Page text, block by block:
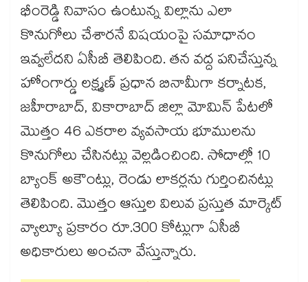
భీంరెడ్డి నివాసం ఉంటున్న విల్లాను ఎలా
కొనుగోలు చేశారనే విషయంపై సమాధానం
ఇవ్వలేదని ఏసీబీ తెలిపింది. తన వద్ద పనిచేస్తున్న
హోంగార్డు లక్ష్మణ్‌‌‌‌‌‌‌‌ ప్రధాన బినామీగా కర్నాటక,
జహీరాబాద్‌‌‌‌‌‌‌‌, వికారాబాద్ జిల్లా మోమిన్ పేటలో
మొత్తం 46 ఎకరాల వ్యవసాయ భూములను
కొనుగోలు చేసినట్లు వెల్లడించింది. సోదాల్లో 10
బ్యాంక్ అకౌంట్లు, రెండు లాకర్లను గుర్తించినట్లు
తెలిపింది. మొత్తం ఆస్తుల విలువ ప్రస్తుత మార్కెట్‌‌‌‌‌‌‌‌
వ్యాల్యూ ప్రకారం రూ.300 కోట్లుగా ఏసీబీ
అధికారులు అంచనా వేస్తున్నారు.